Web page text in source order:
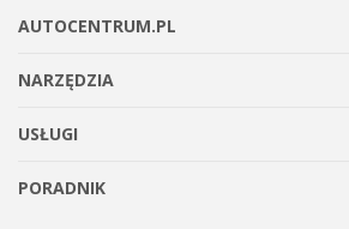
AUTOCENTRUM.PL
NARZĘDZIA
USŁUGI
PORADNIK